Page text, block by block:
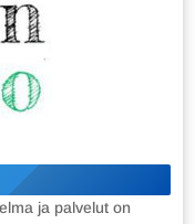
ja palvelut on